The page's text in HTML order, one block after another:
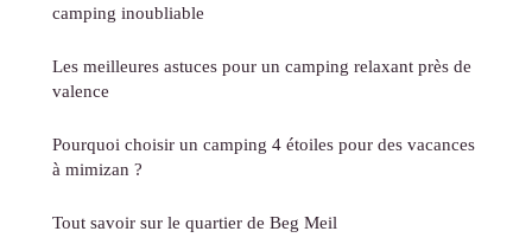
camping inoubliable
Les meilleures astuces pour un camping relaxant près de
valence
Pourquoi choisir un camping 4 étoiles pour des vacances
à mimizan ?
Tout savoir sur le quartier de Beg Meil